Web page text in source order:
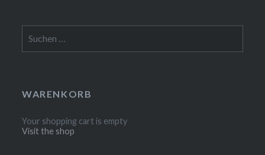
nach:
WARENKORB
Your shopping cart is empty
Visit the shop